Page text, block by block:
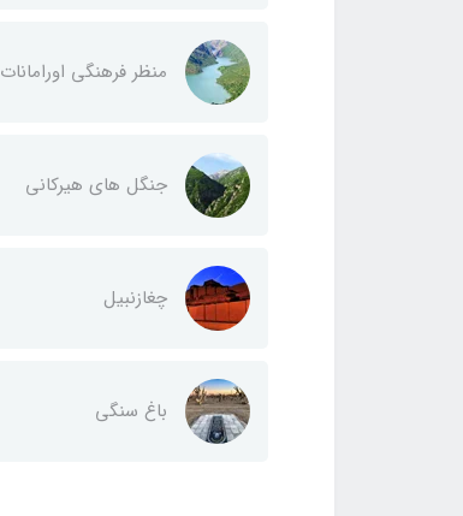
منظر فرهنگی اورامانات
جنگل های هیرکانی
چغازنبیل
باغ سنگی